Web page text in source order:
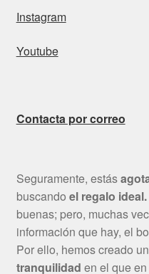
Instagram
Youtube
Contacta por correo
Seguramente, estás
buscando el regalo ideal.
buenas; pero, muchas
información que hay, el
Por ello, hemos creado
tranquilidad en el que